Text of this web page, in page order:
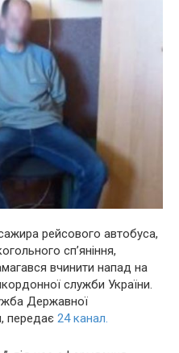
рейсового автобуса,
cп’янiння,
вчинити нaпад на
служби України.
Державної
передає 24 канал.